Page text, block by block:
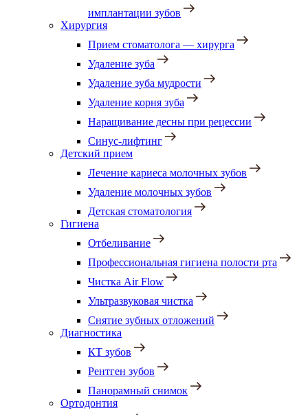
имплантации зубов
Хирургия
Прием стоматолога — хирурга
Удаление зуба
Удаление зуба мудрости
Удаление корня зуба
Наращивание десны при рецессии
Синус-лифтинг
Детский прием
Лечение кариеса молочных зубов
Удаление молочных зубов
Детская стоматология
Гигиена
Отбеливание
Профессиональная гигиена полости рта
Чистка Air Flow
Ультразвуковая чистка
Снятие зубных отложений
Диагностика
КТ зубов
Рентген зубов
Панорамный снимок
Ортодонтия